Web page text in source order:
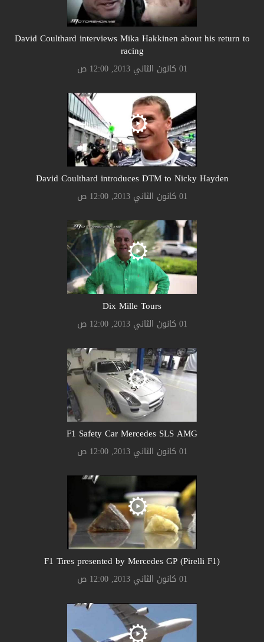
David Coulthard interviews Mika Hakkinen about his return to
racing
01 كانون الثاني 2013, 12:00 ص
David Coulthard introduces DTM to Nicky Hayden
01 كانون الثاني 2013, 12:00 ص
Dix Mille Tours
01 كانون الثاني 2013, 12:00 ص
F1 Safety Car Mercedes SLS AMG
01 كانون الثاني 2013, 12:00 ص
F1 Tires presented by Mercedes GP (Pirelli F1)
01 كانون الثاني 2013, 12:00 ص